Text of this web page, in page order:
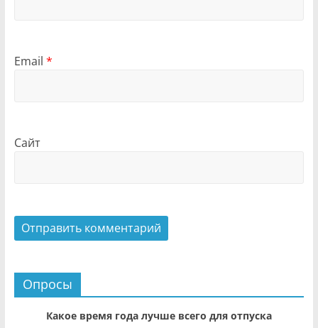
Email *
Сайт
Опросы
Какое время года лучше всего для отпуска